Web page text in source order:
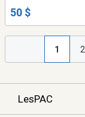
50 $
1 2
LesPAC